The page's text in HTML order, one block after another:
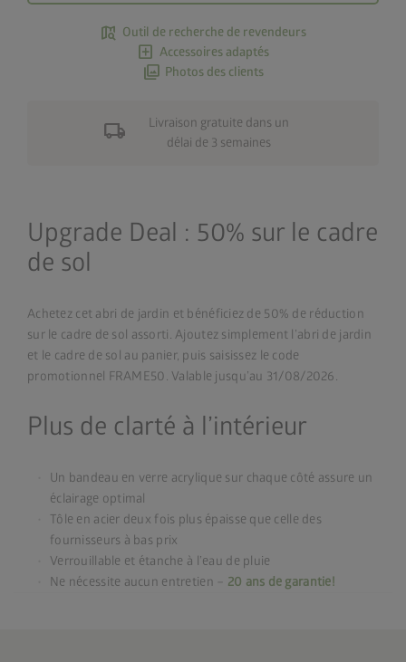
map_search Outil de recherche de revendeurs
add_box Accessoires adaptés
photo_library Photos des clients
local_shipping
Livraison gratuite dans un
délai de 3 semaines
Upgrade Deal : 50% sur le cadre
de sol
Achetez cet abri de jardin et bénéficiez de 50% de réduction
sur le cadre de sol assorti. Ajoutez simplement l’abri de jardin
et le cadre de sol au panier, puis saisissez le code
promotionnel FRAME50. Valable jusqu’au 31/08/2026.
Plus de clarté à l’intérieur
Un bandeau en verre acrylique sur chaque côté assure un
éclairage optimal
Tôle en acier deux fois plus épaisse que celle des
fournisseurs à bas prix
Verrouillable et étanche à l’eau de pluie
Ne nécessite aucun entretien – 20 ans de garantie!